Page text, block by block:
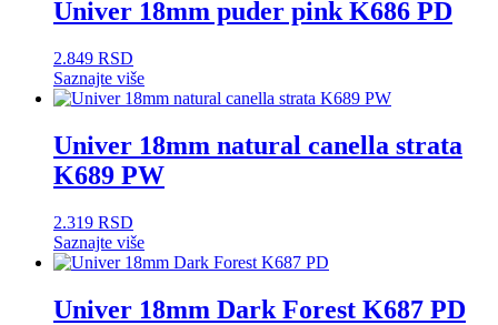
Univer 18mm puder pink K686 PD
2.849 RSD
Saznajte više
Univer 18mm natural canella strata
K689 PW
2.319 RSD
Saznajte više
Univer 18mm Dark Forest K687 PD